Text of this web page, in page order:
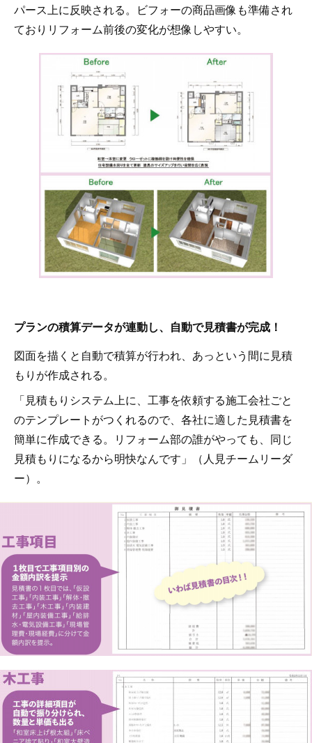
パース上に反映される。ビフォーの商品画像も準備され
ておりリフォーム前後の変化が想像しやすい。
プランの積算データが連動し、自動で見積書が完成！
図面を描くと自動で積算が行われ、あっという間に見積
もりが作成される。
「見積もりシステム上に、工事を依頼する施工会社ごと
のテンプレートがつくれるので、各社に適した見積書を
簡単に作成できる。リフォーム部の誰がやっても、同じ
見積もりになるから明快なんです」（人見チームリーダ
ー）。